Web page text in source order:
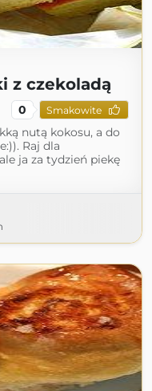
z czekoladą
0 Smakowite
nutą kokosu, a do
Raj dla
ja za tydzień piekę